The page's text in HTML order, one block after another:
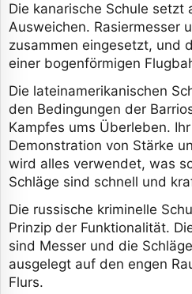
Die kanarische Schule setzt
Ausweichen. Rasiermesser
zusammen eingesetzt, und
einer bogenförmigen
Die lateinamerikanischen
den Bedingungen der
Kampfes ums Überleben.
Demonstration von Stärke
wird alles verwendet, was
Schläge sind schnell und
Die russische kriminelle
Prinzip der Funktionalität.
sind Messer und die
ausgelegt auf den engen
Flurs.